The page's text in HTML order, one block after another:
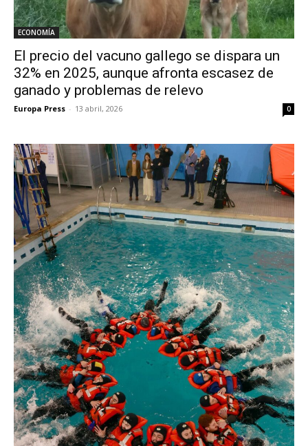
ECONOMÍA
El precio del vacuno gallego se dispara un
32% en 2025, aunque afronta escasez de
ganado y problemas de relevo
Europa Press - 13 abril, 2026 0